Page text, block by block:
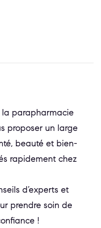
parapharmacie
proposer un large
beauté et bien-
rapidement chez
d’experts et
prendre soin de
!